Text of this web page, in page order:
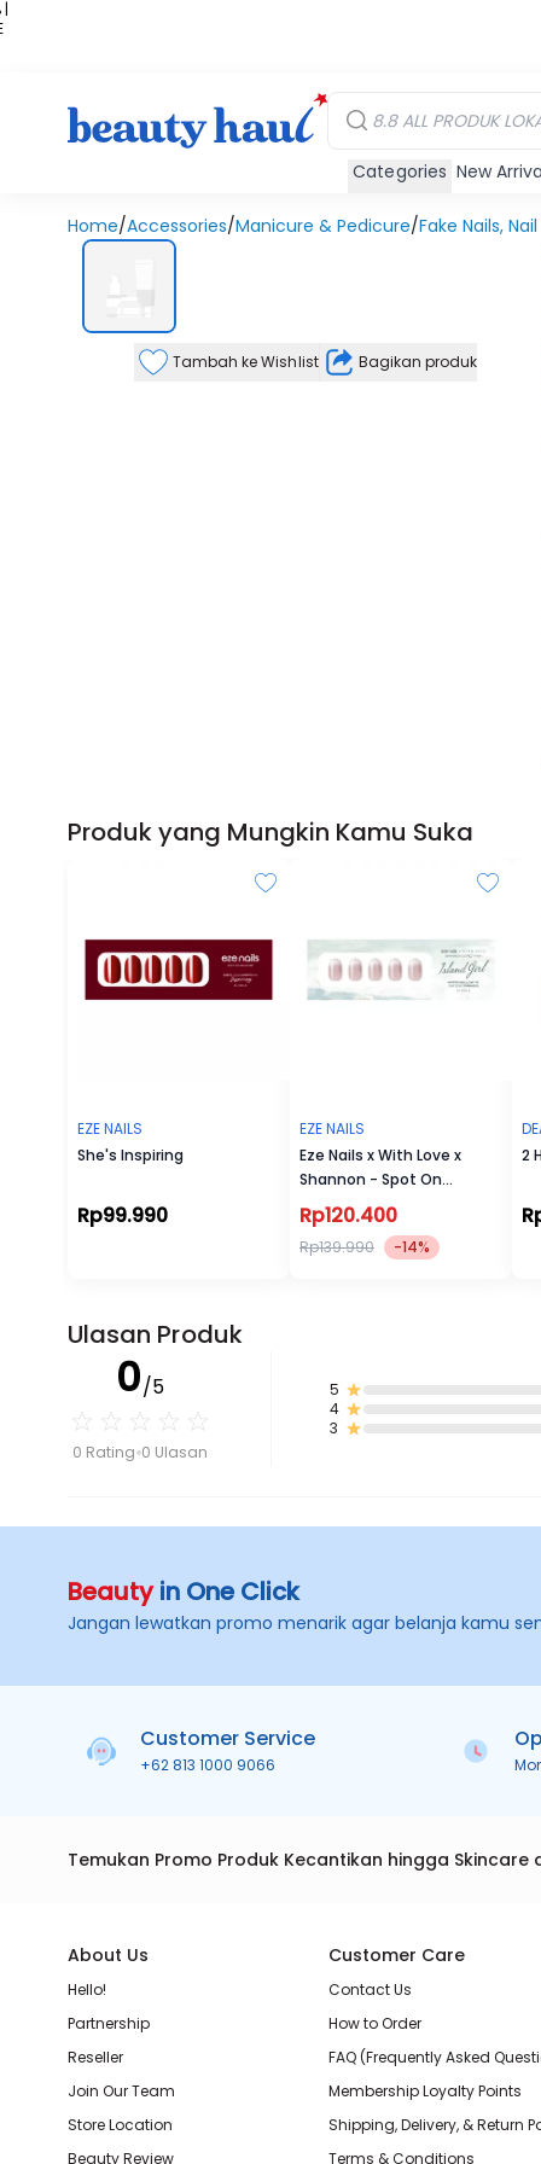
|
Categories New
Home/Accessories/Manicure & Pedicure/Fake Nails,
Tambah ke Wishlist Bagikan produk
Produk yang Mungkin Kamu Suka
EZE NAILS
She's Inspiring
Rp99.990
EZE NAILS
Eze Nails x With Love x
Shannon - Spot On
Manicure (Kuku Palsu
Tempel)
Rp120.400
Rp139.990 -14%
2
Ulasan Produk
0/5
0 Rating 0 Ulasan
5
4
3
Beautyin One Click
Jangan lewatkan promo menarik agar belanja kamu
Customer Service
+62 813 1000 9066
Temukan Promo Produk Kecantikan hingga Skincare
About Us
Hello!
Partnership
Reseller
Join Our Team
Store Location
Beauty Review
Customer Care
Contact Us
How to Order
FAQ (Frequently Asked
Membership Loyalty Points
Shipping, Delivery, & Return
Terms & Conditions